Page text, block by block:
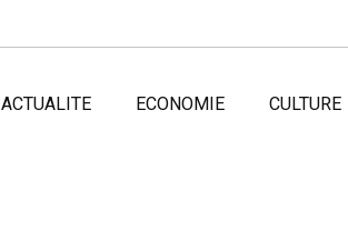
ACTUALITE ECONOMIE CULTURE